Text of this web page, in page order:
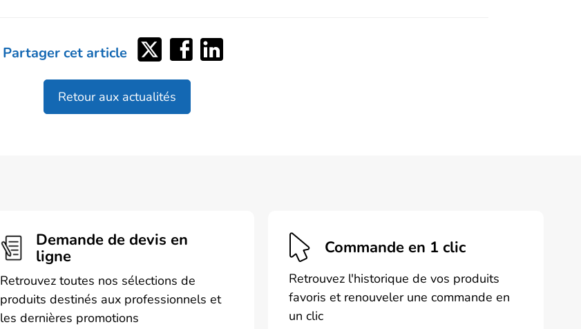
Partager cet article
Partager
sur
Twitter
Partager
sur
Facebook
Partager
sur
Retour aux actualités
Demande de devis en
ligne
Retrouvez toutes nos sélections de
produits destinés aux professionnels et
les dernières promotions
Commande en 1 clic
Retrouvez l'historique de vos produits
favoris et renouveler une commande en
un clic